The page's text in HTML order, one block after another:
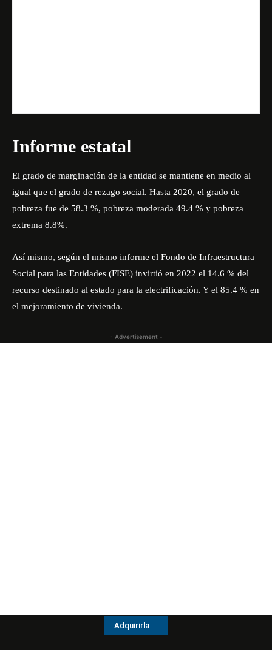
Informe estatal
El grado de marginación de la entidad se mantiene en medio al
igual que el grado de rezago social. Hasta 2020, el grado de
pobreza fue de 58.3 %, pobreza moderada 49.4 % y pobreza
extrema 8.8%.
Así mismo, según el mismo informe el Fondo de Infraestructura
Social para las Entidades (FISE) invirtió en 2022 el 14.6 % del
recurso destinado al estado para la electrificación. Y el 85.4 % en
el mejoramiento de vivienda.
- Advertisement -
Adquirirla